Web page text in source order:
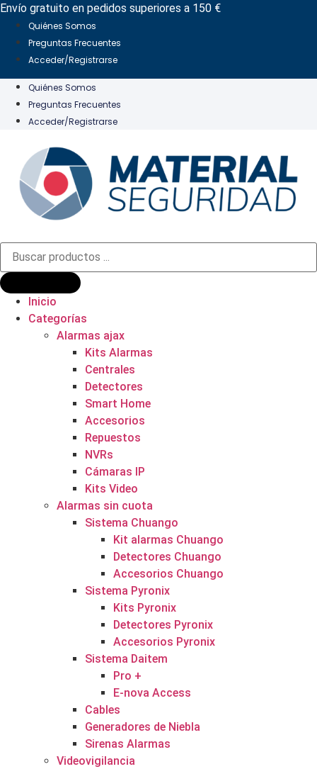
Ir
contenido
Envío gratuito en pedidos superiores a 150 €
Quiénes Somos
Preguntas Frecuentes
Acceder/Registrarse
Quiénes Somos
Preguntas Frecuentes
Acceder/Registrarse
Búsqueda
productos
Inicio
Categorías
Alarmas ajax
Kits Alarmas
Centrales
Detectores
Smart Home
Accesorios
Repuestos
NVRs
Cámaras IP
Kits Video
Alarmas sin cuota
Sistema Chuango
Kit alarmas Chuango
Detectores Chuango
Accesorios Chuango
Sistema Pyronix
Kits Pyronix
Detectores Pyronix
Accesorios Pyronix
Sistema Daitem
Pro +
E-nova Access
Cables
Generadores de Niebla
Sirenas Alarmas
Videovigilancia